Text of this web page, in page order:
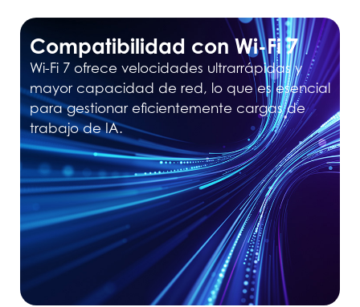
Compatibilidad con Wi-Fi 7
Wi-Fi 7 ofrece velocidades ultrarrápidas y
mayor capacidad de red, lo que es esencial
para gestionar eficientemente cargas de
trabajo de IA.